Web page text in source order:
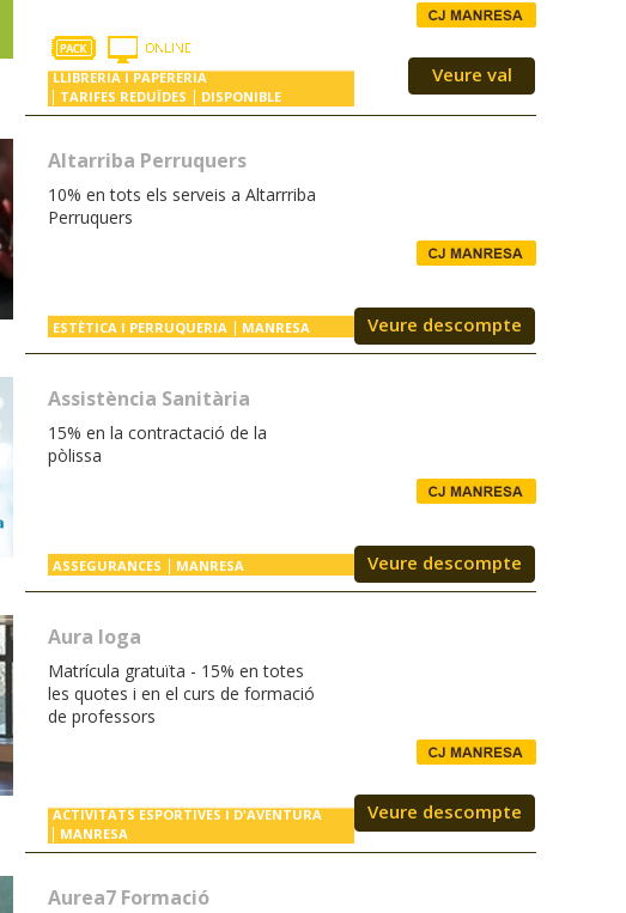
LLIBRERIA I PAPERERIA
TARIFES REDUÏDES
DISPONIBLE
Veure val
Altarriba Perruquers
10% en tots els serveis a Altarrriba
Perruquers
ESTÈTICA I PERRUQUERIA MANRESA Veure descompte
Assistència Sanitària
15% en la contractació de la
pòlissa
ASSEGURANCES MANRESA Veure descompte
Aura Ioga
Matrícula gratuïta - 15% en totes
les quotes i en el curs de formació
de professors
ACTIVITATS ESPORTIVES I D'AVENTURA
MANRESA
Veure descompte
Aurea7 Formació